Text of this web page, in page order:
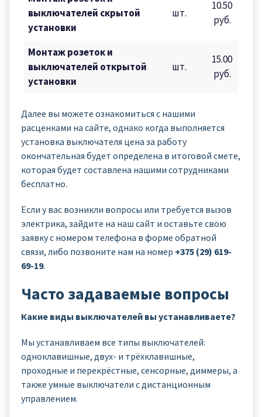
выключателей скрытой
установки
шт.
10.50
руб.
Монтаж розеток и
выключателей открытой
установки
шт.
15.00
руб.
Далее вы можете ознакомиться с нашими
расценками на сайте, однако когда выполняется
установка выключателя цена за работу
окончательная будет определена в итоговой смете,
которая будет составлена нашими сотрудниками
бесплатно.
Если у вас возникли вопросы или требуется вызов
электрика, зайдите на наш сайт и оставьте свою
заявку с номером телефона в форме обратной
связи, либо позвоните нам на номер +375 (29) 619-
69-19.
Часто задаваемые вопросы
Какие виды выключателей вы устанавливаете?
Мы устанавливаем все типы выключателей:
одноклавишные, двух- и трёхклавишные,
проходные и перекрёстные, сенсорные, диммеры, а
также умные выключатели с дистанционным
управлением.